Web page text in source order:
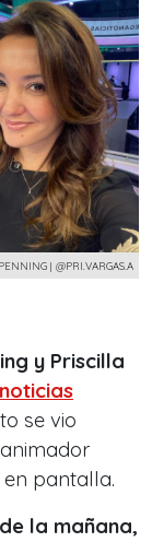
| @PRI.VARGAS.A
y Priscilla
se vio
pantalla.
la mañana,